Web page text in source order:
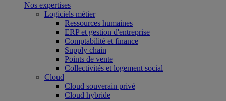
Nos expertises
Logiciels métier
Ressources humaines
ERP et gestion d'entreprise
Comptabilité et finance
Supply chain
Points de vente
Collectivités et logement social
Cloud
Cloud souverain privé
Cloud hybride